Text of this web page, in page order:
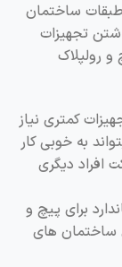
طبقات ساختمان
تجهیزات
و رولپلاک
کمتری نیاز
به خوبی کار
افراد دیگری
برای پیچ و
ساختمان های